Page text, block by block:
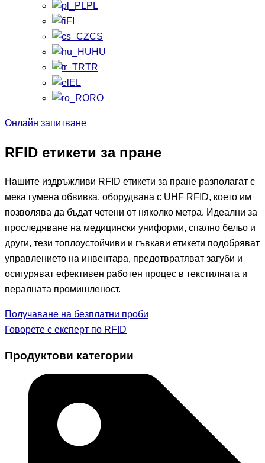
PL
FI
CS
HU
TR
EL
RO
Онлайн запитване
RFID етикети за пране
Нашите издръжливи RFID етикети за пране разполагат с
мека гумена обвивка, оборудвана с UHF RFID, което им
позволява да бъдат четени от няколко метра. Идеални за
проследяване на медицински униформи, спално бельо и
други, тези топлоустойчиви и гъвкави етикети подобряват
управлението на инвентара, предотвратяват загуби и
осигуряват ефективен работен процес в текстилната и
пералната промишленост.
Получаване на безплатни проби
Говорете с експерт по RFID
Продуктови категории